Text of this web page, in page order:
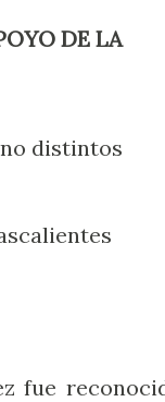
distintos
fue